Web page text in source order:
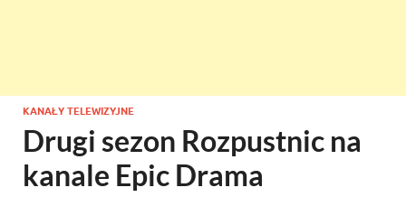
KANAŁY TELEWIZYJNE
Drugi sezon Rozpustnic na
kanale Epic Drama